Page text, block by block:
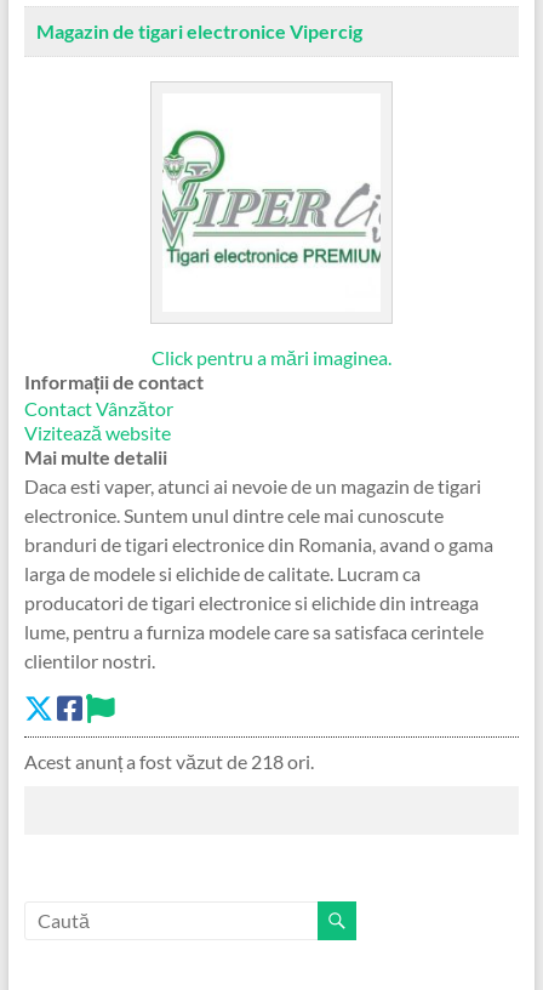
Magazin de tigari electronice Vipercig
Click pentru a mări imaginea.
Informații de contact
Contact Vânzător
Vizitează website
Mai multe detalii
Daca esti vaper, atunci ai nevoie de un magazin de tigari
electronice. Suntem unul dintre cele mai cunoscute
branduri de tigari electronice din Romania, avand o gama
larga de modele si elichide de calitate. Lucram ca
producatori de tigari electronice si elichide din intreaga
lume, pentru a furniza modele care sa satisfaca cerintele
clientilor nostri.
Acest anunț a fost văzut de 218 ori.